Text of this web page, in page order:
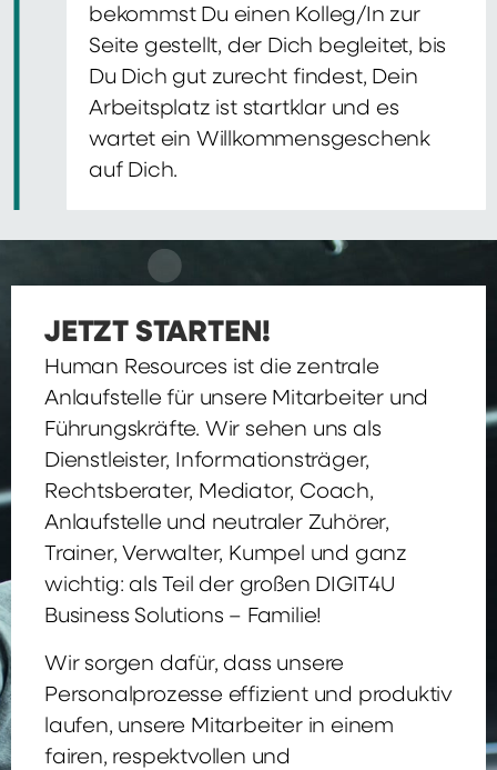
bekommst Du einen Kolleg/In zur
Seite gestellt, der Dich begleitet, bis
Du Dich gut zurecht findest, Dein
Arbeitsplatz ist startklar und es
wartet ein Willkommensgeschenk
auf Dich.
JETZT STARTEN!
Human Resources ist die zentrale
Anlaufstelle für unsere Mitarbeiter und
Führungskräfte. Wir sehen uns als
Dienstleister, Informationsträger,
Rechtsberater, Mediator, Coach,
Anlaufstelle und neutraler Zuhörer,
Trainer, Verwalter, Kumpel und ganz
wichtig: als Teil der großen DIGIT4U
Business Solutions – Familie!
Wir sorgen dafür, dass unsere
Personalprozesse effizient und produktiv
laufen, unsere Mitarbeiter in einem
fairen, respektvollen und